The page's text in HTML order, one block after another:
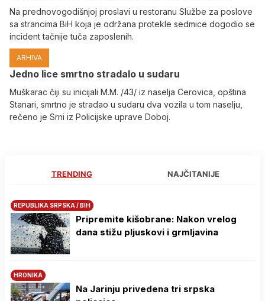
Na prednovogodišnjoj proslavi u restoranu Službe za poslove
sa strancima BiH koja je održana protekle sedmice dogodio se
incident tačnije tuča zaposlenih.
ARHIVA
Јedno lice smrtno stradalo u sudaru
Muškarac čiji su inicijali M.M. /43/ iz naselja Cerovica, opština
Stanari, smrtno je stradao u sudaru dva vozila u tom naselju,
rečeno je Srni iz Policijske uprave Doboj.
TRENDING NAJČITANIJE
REPUBLIKA SRPSKA / BIH
Pripremite kišobrane: Nakon vrelog
dana stižu pljuskovi i grmljavina
HRONIKA
Na Јarinju privedena tri srpska